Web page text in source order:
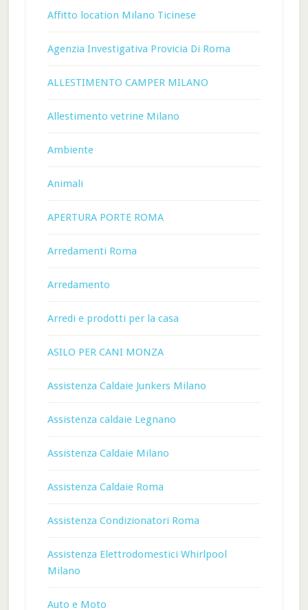
Affitto location Milano Ticinese
Agenzia Investigativa Provicia Di Roma
ALLESTIMENTO CAMPER MILANO
Allestimento vetrine Milano
Ambiente
Animali
APERTURA PORTE ROMA
Arredamenti Roma
Arredamento
Arredi e prodotti per la casa
ASILO PER CANI MONZA
Assistenza Caldaie Junkers Milano
Assistenza caldaie Legnano
Assistenza Caldaie Milano
Assistenza Caldaie Roma
Assistenza Condizionatori Roma
Assistenza Elettrodomestici Whirlpool
Milano
Auto e Moto